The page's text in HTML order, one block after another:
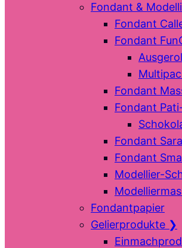
Fondant &
Fondant
Fondant
Fondant
Fondant
Fondant
Fondant
Modellier-
Fondantpapier
Gelierprodukte ❯